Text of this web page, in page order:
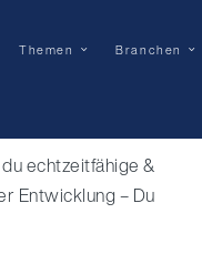
Themen Branchen
echtzeitfähige &
Entwicklung – Du